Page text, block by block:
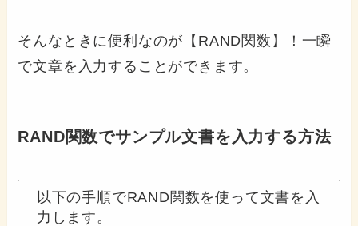
そんなときに便利なのが【RAND関数】！一瞬
で文章を入力することができます。
RAND関数でサンプル文書を入力する方法
以下の手順でRAND関数を使って文書を入
力します。